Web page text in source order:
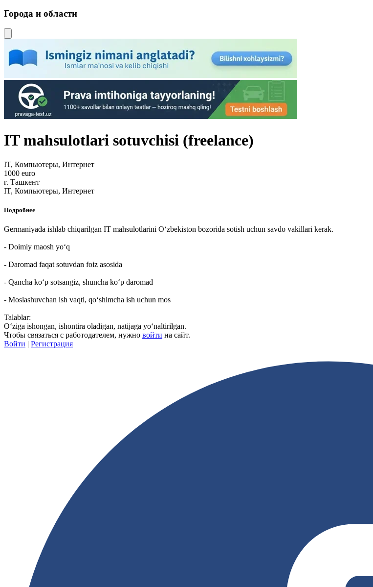
Города и области
IT mahsulotlari sotuvchisi (freelance)
IT, Компьютеры, Интернет
1000 euro
г. Ташкент
IT, Компьютеры, Интернет
Подробнее
Germaniyada ishlab chiqarilgan IT mahsulotlarini O‘zbekiston bozorida sotish uchun savdo vakillari kerak.
- Doimiy maosh yo‘q
- Daromad faqat sotuvdan foiz asosida
- Qancha ko‘p sotsangiz, shuncha ko‘p daromad
- Moslashuvchan ish vaqti, qo‘shimcha ish uchun mos
Talablar:
O‘ziga ishongan, ishontira oladigan, natijaga yo‘naltirilgan.
Чтобы связаться с работодателем, нужно войти на сайт.
Войти | Регистрация